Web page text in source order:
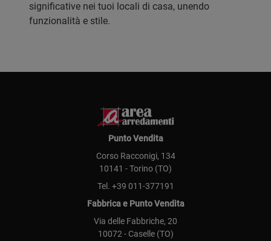
significative nei tuoi locali di casa, unendo
funzionalità e stile.
Punto Vendita
Corso Racconigi, 134
10141 - Torino (TO)
Tel. +39 011-377191
Fabbrica e Punto Vendita
Via delle Fabbriche, 20
10072 - Caselle (TO)